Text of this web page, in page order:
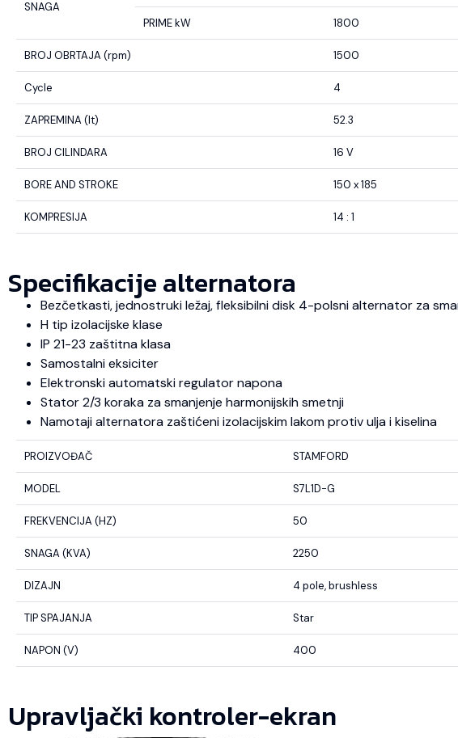
SNAGA
PRIME kW 1800
BROJ OBRTAJA (rpm) 1500
Cycle 4
ZAPREMINA (lt) 52.3
BROJ CILINDARA 16 V
BORE AND STROKE 150 x 185
KOMPRESIJA 14 : 1
Specifikacije alternatora
Bezčetkasti, jednostruki ležaj, fleksibilni disk 4-polsni alternator za
H tip izolacijske klase
IP 21-23 zaštitna klasa
Samostalni eksiciter
Elektronski automatski regulator napona
Stator 2/3 koraka za smanjenje harmonijskih smetnji
Namotaji alternatora zaštićeni izolacijskim lakom protiv ulja i kiselina
PROIZVOĐAČ STAMFORD
MODEL S7L1D-G
FREKVENCIJA (HZ) 50
SNAGA (KVA) 2250
DIZAJN 4 pole, brushless
TIP SPAJANJA Star
NAPON (V) 400
Upravljački kontroler-ekran